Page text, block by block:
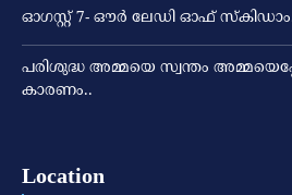
ഓഗസ്റ്റ് 7- ഔര്‍ ലേഡി ഓഫ്
പരിശുദ്ധ അമ്മയെ സ്വന്തം
കാരണം..
Location